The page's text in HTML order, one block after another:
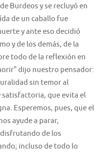
Burdeos y se recluyó en
de un caballo fue
y ante eso decidió
y de los demás, de la
todo de la reflexión en
dijo nuestro pensador:
sin temor al
satisfactoria, que evita el
Esperemos, pues, que el
ayude a parar,
disfrutando de los
incluso de todo lo